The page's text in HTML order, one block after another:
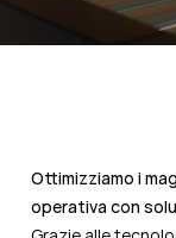
Ottimizziamo i
operativa con